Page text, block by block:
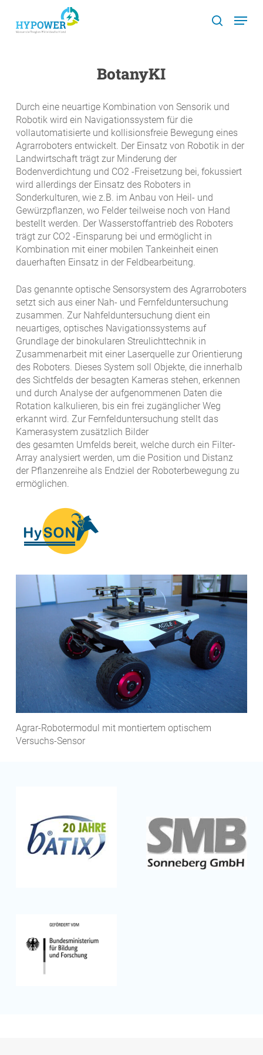
main
search
Menu
BotanyKI
Durch eine neuartige Kombination von Sensorik und
Robotik wird ein Navigationssystem für die
vollautomatisierte und kollisionsfreie Bewegung eines
Agrarroboters entwickelt. Der Einsatz von Robotik in der
Landwirtschaft trägt zur Minderung der
Bodenverdichtung und CO2 -Freisetzung bei, fokussiert
wird allerdings der Einsatz des Roboters in
Sonderkulturen, wie z.B. im Anbau von Heil- und
Gewürzpflanzen, wo Felder teilweise noch von Hand
bestellt werden. Der Wasserstoffantrieb des Roboters
trägt zur CO2 -Einsparung bei und ermöglicht in
Kombination mit einer mobilen Tankeinheit einen
dauerhaften Einsatz in der Feldbearbeitung.
Das genannte optische Sensorsystem des Agrarroboters
setzt sich aus einer Nah- und Fernfelduntersuchung
zusammen. Zur Nahfelduntersuchung dient ein
neuartiges, optisches Navigationssystems auf
Grundlage der binokularen Streulichttechnik in
Zusammenarbeit mit einer Laserquelle zur Orientierung
des Roboters. Dieses System soll Objekte, die innerhalb
des Sichtfelds der besagten Kameras stehen, erkennen
und durch Analyse der aufgenommenen Daten die
Rotation kalkulieren, bis ein frei zugänglicher Weg
erkannt wird. Zur Fernfelduntersuchung stellt das
Kamerasystem zusätzlich Bilder
des gesamten Umfelds bereit, welche durch ein Filter-
Array analysiert werden, um die Position und Distanz
der Pflanzenreihe als Endziel der Roboterbewegung zu
ermöglichen.
Agrar-Robotermodul mit montiertem optischem
Versuchs-Sensor